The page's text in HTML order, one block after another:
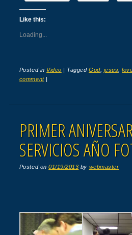
Like this:
Loading...
Posted in Video TaggedGod, jesus ,
comment
PRIMER
SERVICIOS AÑO
Posted on01/19/2013 by webmaster